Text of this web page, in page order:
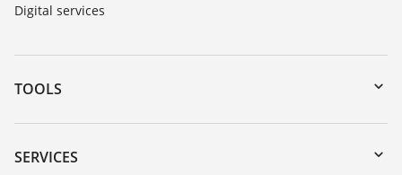
Digital services
TOOLS
Downloads
Serial number search
SERVICES